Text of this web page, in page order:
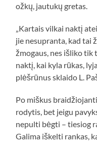
ožkų, jautukų gretas.
„Kartais vilkai naktį
jie nesupranta, kad tai
žmogaus, nes išliko
naktį, kai kyla rūkas,
plėšrūnus sklaido L.
Po miškus
rodytis, bet jeigu
nepulti bėgti – tiesiog
Galima iškelti rankas,